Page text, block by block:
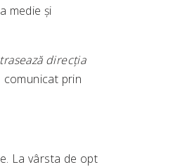
medie și
direcția
prin
La vârsta de opt